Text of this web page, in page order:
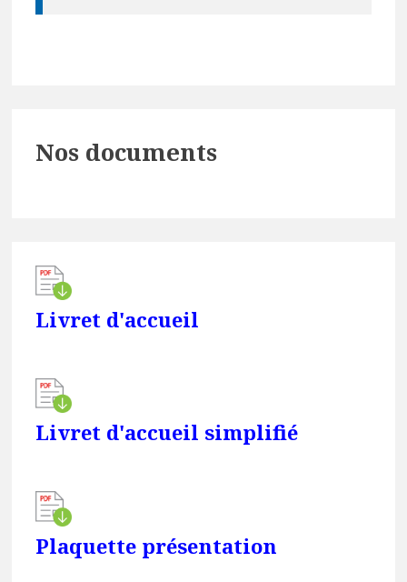
Sidebar
Nos documents
Livret d'accueil
Livret d'accueil simplifié
Plaquette présentation